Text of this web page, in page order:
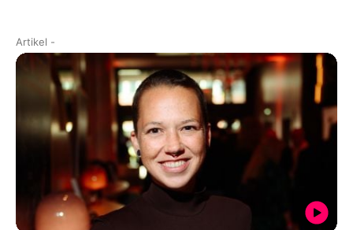
Artikel -